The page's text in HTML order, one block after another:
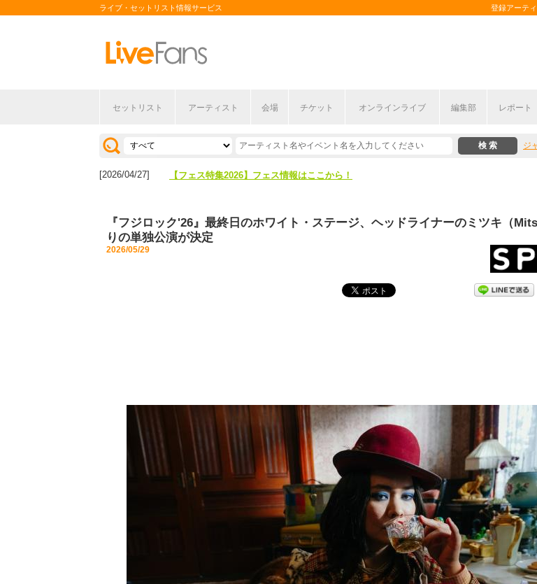
ライブ・セットリスト情報サービス 登録アーテ
セットリスト アーティスト 会場 チケット オンラインライブ 編集部 レポート
ジ
[2026/07/28] 【ライブ動員ランキング】2026年上半期編発表！
[2026/04/27] 【フェス特集2026】フェス情報はここから！
『フジロック'26』最終日のホワイト・ステージ、ヘッドライナーのミツキ（
りの単独公演が決定
2026/05/29